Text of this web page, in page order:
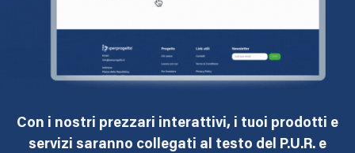
Con i nostri prezzari interattivi, i tuoi prodotti e
servizi saranno collegati al testo del P.U.R. e